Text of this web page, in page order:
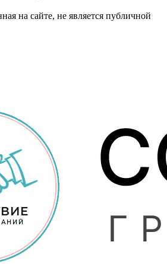
на сайте, не является публичной